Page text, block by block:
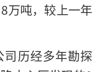
万吨，较上一年
历经多年勘探